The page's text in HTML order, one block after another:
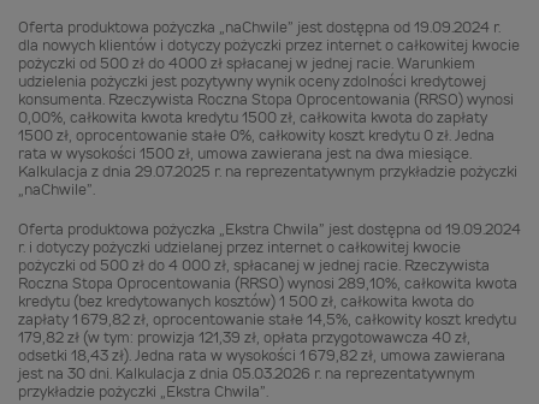
Oferta produktowa pożyczka „naChwile” jest dostępna od 19.09.2024 r.
dla nowych klientów i dotyczy pożyczki przez internet o całkowitej kwocie
pożyczki od 500 zł do 4000 zł spłacanej w jednej racie. Warunkiem
udzielenia pożyczki jest pozytywny wynik oceny zdolności kredytowej
konsumenta. Rzeczywista Roczna Stopa Oprocentowania (RRSO) wynosi
0,00%, całkowita kwota kredytu 1500 zł, całkowita kwota do zapłaty
1500 zł, oprocentowanie stałe 0%, całkowity koszt kredytu 0 zł. Jedna
rata w wysokości 1500 zł, umowa zawierana jest na dwa miesiące.
Kalkulacja z dnia 29.07.2025 r. na reprezentatywnym przykładzie pożyczki
„naChwile”.
Oferta produktowa pożyczka „Ekstra Chwila” jest dostępna od 19.09.2024
r. i dotyczy pożyczki udzielanej przez internet o całkowitej kwocie
pożyczki od 500 zł do 4 000 zł, spłacanej w jednej racie. Rzeczywista
Roczna Stopa Oprocentowania (RRSO) wynosi 289,10%, całkowita kwota
kredytu (bez kredytowanych kosztów) 1 500 zł, całkowita kwota do
zapłaty 1 679,82 zł, oprocentowanie stałe 14,5%, całkowity koszt kredytu
179,82 zł (w tym: prowizja 121,39 zł, opłata przygotowawcza 40 zł,
odsetki 18,43 zł). Jedna rata w wysokości 1 679,82 zł, umowa zawierana
jest na 30 dni. Kalkulacja z dnia 05.03.2026 r. na reprezentatywnym
przykładzie pożyczki „Ekstra Chwila”.